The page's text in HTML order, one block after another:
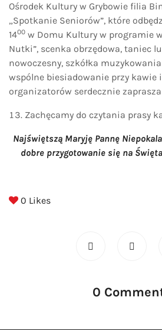
Ośrodek Kultury w Grybowie filia
„Spotkanie Seniorów”, które
1400 w Domu Kultury w programie
Nutki”, scenka obrzędowa, taniec
nowoczesny, szkółka
wspólne biesiadowanie przy kawie
organizatorów serdecznie
Zachęcamy do czytania prasy
Najświętszą Maryję Pannę
dobre przygotowanie się na
0 Likes
0